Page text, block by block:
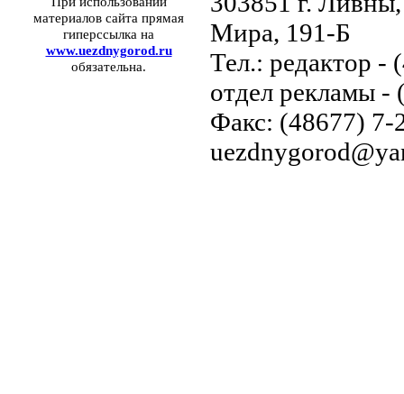
материалов сайта прямая
гиперссылка на
www.uezdnygorod.ru
обязательна.
Мира, 191-Б
Тел.: редактор -
отдел рекламы -
Факс: (48677) 7-